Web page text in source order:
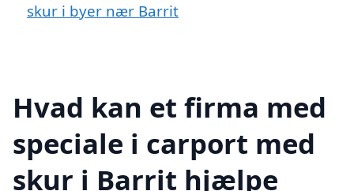
skur i byer nær Barrit
Hvad kan et firma med
speciale i carport med
skur i Barrit hjælpe